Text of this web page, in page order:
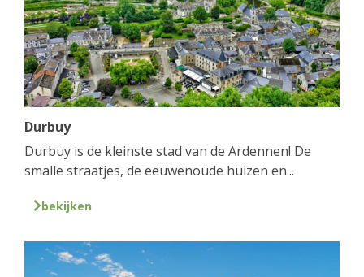
Durbuy
Durbuy is de kleinste stad van de Ardennen! De
smalle straatjes, de eeuwenoude huizen en...
bekijken